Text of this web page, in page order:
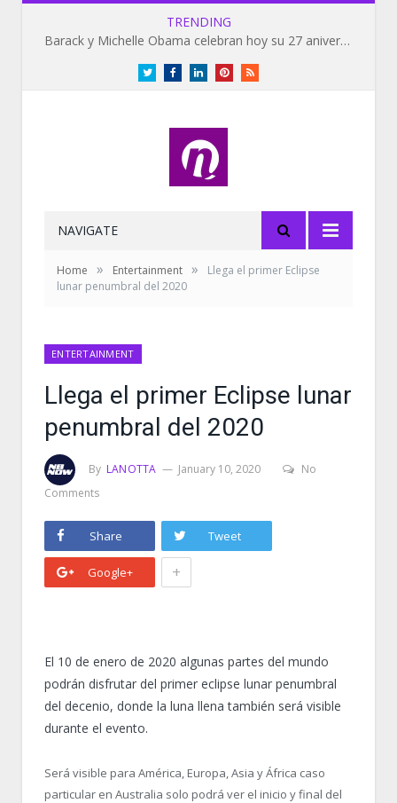
TRENDING
Barack y Michelle Obama celebran hoy su 27 aniversario de bodas
TwitterFacebookLinkedInPinterestRSS
NAVIGATE
Home » Entertainment »
Llega el primer Eclipse
lunar penumbral del 2020
ENTERTAINMENT
Llega el primer Eclipse lunar
penumbral del 2020
By LANOTTA January 10, 2020
No
Comments
Share Tweet
Google+ +
El 10 de enero de 2020 algunas partes del mundo
podrán disfrutar del primer eclipse lunar penumbral
del decenio, donde la luna llena también será visible
durante el evento.
Será visible para América, Europa, Asia y África caso
particular en Australia solo podrá ver el inicio y final del